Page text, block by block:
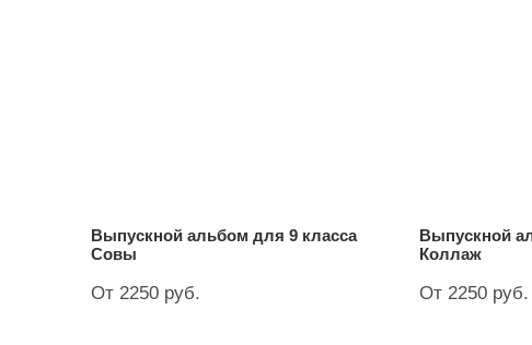
Выпускной альбом для 9 класса
Совы
От 2250 руб.
Выпускной
Коллаж
От 2250 руб.